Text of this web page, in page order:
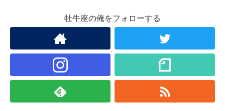
牡牛座の俺をフォローする